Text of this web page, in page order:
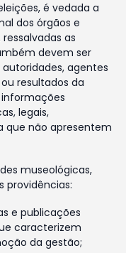
é vedada a
dos órgãos e
as
devem ser
agentes
resultados da
legais,
que não apresentem
museológicas,
providências:
e publicações
caracterizem
da gestão;